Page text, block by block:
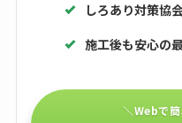
しろあり対策協
施工後も安心の
＼Webで